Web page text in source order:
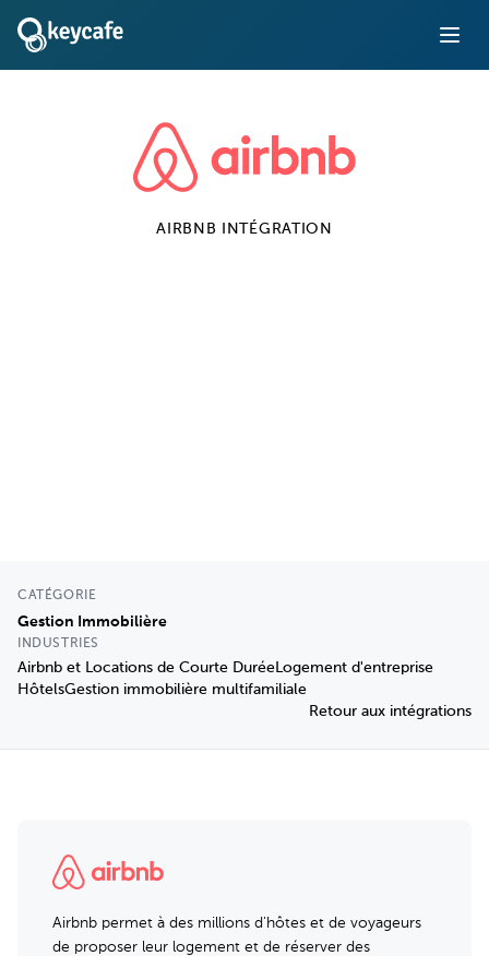
AIRBNB INTÉGRATION
CATÉGORIE
Gestion Immobilière
INDUSTRIES
Airbnb et Locations de Courte DuréeLogement d'entreprise
HôtelsGestion immobilière multifamiliale
Retour aux intégrations
Airbnb permet à des millions d'hôtes et de voyageurs
de proposer leur logement et de réserver des